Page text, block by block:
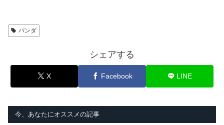
パンダ
シェアする
X Facebook LINE
今、あなたにオススメの記事